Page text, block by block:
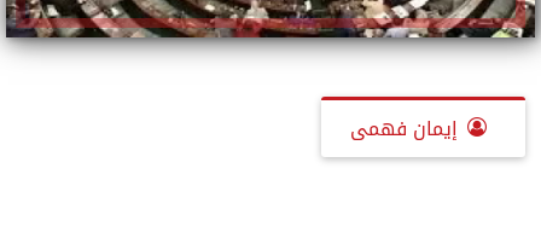
إيمان فهمى